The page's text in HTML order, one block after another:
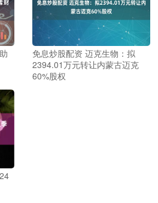
免息炒股配资 迈克生物：拟
2394.01万元转让内蒙古迈克
60%股权